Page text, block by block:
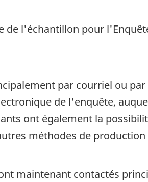
de l'échantillon pour
par courriel ou
de l'enquête,
ont également la
méthodes de
maintenant contactés